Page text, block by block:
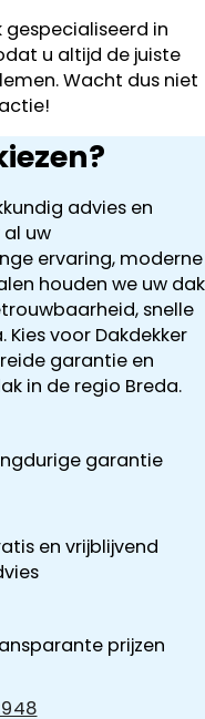
gespecialiseerd in
u altijd de juiste
Wacht dus niet
advies en
uw
ervaring, moderne
houden we uw dak
snelle
Kies voor Dakdekker
garantie en
in de regio Breda.
garantie
en vrijblijvend
prijzen